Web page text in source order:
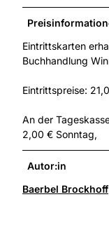
Eintrittskarten
Buchhandlung
Eintrittspreise:
An der
2,00 € Sonntag,
Autor:in
Baerbel Brockhoff